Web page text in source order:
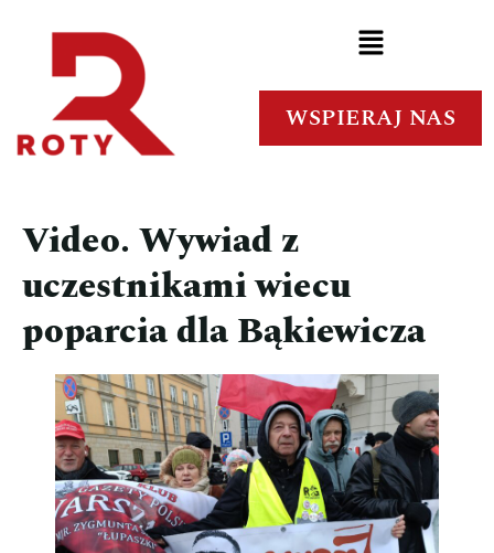
WSPIERAJ NAS
Video. Wywiad z
uczestnikami wiecu
poparcia dla Bąkiewicza